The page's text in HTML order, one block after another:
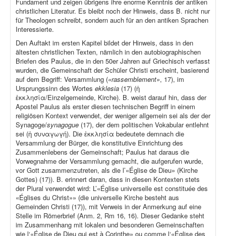
christlichen Literatur. Es bleibt noch der Hinweis, dass B. nicht nur
für Theologen schreibt, sondern auch für an den antiken Sprachen
Interessierte.
Den Auftakt im ersten Kapitel bildet der Hinweis, dass in den
ältesten christlichen Texten, nämlich in den autobiographischen
Briefen des Paulus, die in den 50er Jahren auf Griechisch verfasst
wurden, die Gemeinschaft der Schüler Christi erscheint, basierend
auf dem Begriff: Versammlung («rassemblement», 17), im
Ursprungssinn des Wortes ekklesia (17) (ἡ
ἐκκλησία/Einzelgemeinde, Kirche). B. weist darauf hin, dass der
Apostel Paulus als erster diesen technischen Begriff in einem
religiösen Kontext verwendet, der weniger allgemein sei als der der
Synagoge/synagogue (17), der dem politischen Vokabular entlehnt
sei (ἡ συναγωγή). Die ἐκκλησία bedeutete demnach die
Versammlung der Bürger, die konstitutive Einrichtung des
Zusammenlebens der Gemeinschaft; Paulus hat daraus die
Vorwegnahme der Versammlung gemacht, die aufgerufen wurde,
vor Gott zusammenzutreten, als die l’«Église de Dieu» (Kirche
Gottes) (17)). B. erinnert daran, dass in diesen Kontexten stets
der Plural verwendet wird: L’«Église universelle est constituée des
«Églises du Christ»» (die universelle Kirche besteht aus
Gemeinden Christi (17)), mit Verweis in der Anmerkung auf eine
Stelle im Römerbrief (Anm. 2, Rm 16, 16). Dieser Gedanke steht
im Zusammenhang mit lokalen und besonderen Gemeinschaften
wie l‘«Église de Dieu qui est à Corinthe» ou comme l‘«Église des